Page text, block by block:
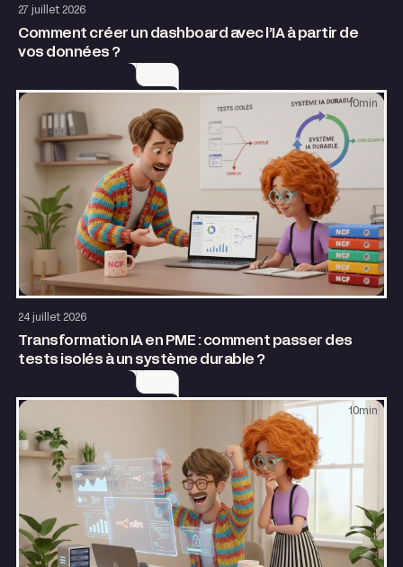
27 juillet 2026
Comment créer un dashboard avec l’IA à partir de
vos données ?
24 juillet 2026
Transformation IA en PME : comment passer des
tests isolés à un système durable ?
10 min
10 min